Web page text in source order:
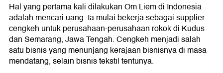
Hal yang pertama kali dilakukan Om Liem di Indonesia
adalah mencari uang. Ia mulai bekerja sebagai supplier
cengkeh untuk perusahaan-perusahaan rokok di Kudus
dan Semarang, Jawa Tengah. Cengkeh menjadi salah
satu bisnis yang menunjang kerajaan bisnisnya di masa
mendatang, selain bisnis tekstil tentunya.